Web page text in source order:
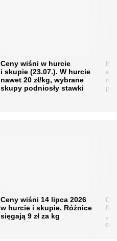
Ceny wiśni w hurcie
i skupie (23.07.). W hurcie
nawet 20 zł/kg, wybrane
skupy podniosły stawki
Ceny wiśni 14 lipca 2026
w hurcie i skupie. Różnice
sięgają 9 zł za kg